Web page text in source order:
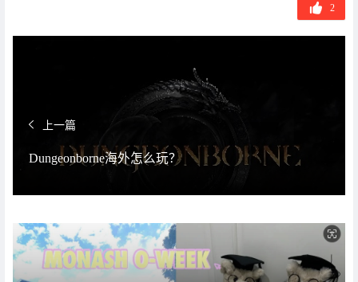
2
上一篇
Dungeonborne海外怎么玩？